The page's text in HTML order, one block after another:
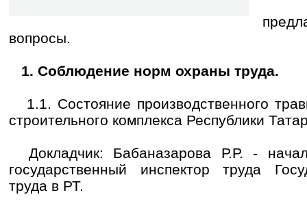
вопросы.
1. Соблюдение норм охраны труда.
1.1. Состояние производственного
строительного комплекса Республики
Докладчик: Бабаназарова Р.Р. -
государственный инспектор труда
труда в РТ.